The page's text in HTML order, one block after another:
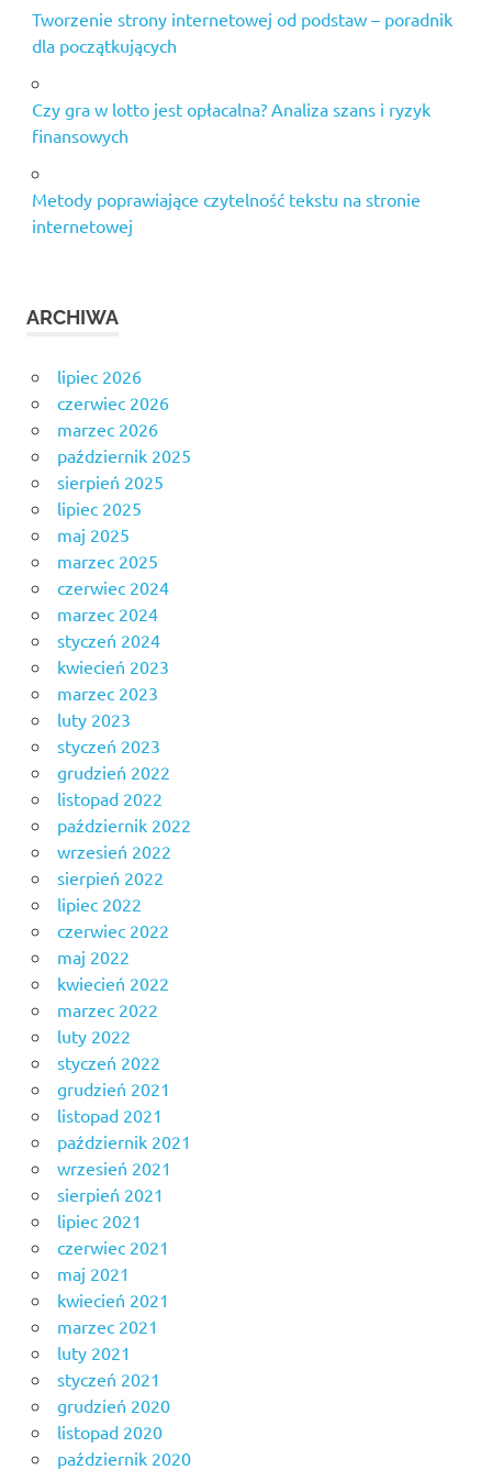
Tworzenie strony internetowej od podstaw – poradnik
dla początkujących
Czy gra w lotto jest opłacalna? Analiza szans i ryzyk
finansowych
Metody poprawiające czytelność tekstu na stronie
internetowej
ARCHIWA
lipiec 2026
czerwiec 2026
marzec 2026
październik 2025
sierpień 2025
lipiec 2025
maj 2025
marzec 2025
czerwiec 2024
marzec 2024
styczeń 2024
kwiecień 2023
marzec 2023
luty 2023
styczeń 2023
grudzień 2022
listopad 2022
październik 2022
wrzesień 2022
sierpień 2022
lipiec 2022
czerwiec 2022
maj 2022
kwiecień 2022
marzec 2022
luty 2022
styczeń 2022
grudzień 2021
listopad 2021
październik 2021
wrzesień 2021
sierpień 2021
lipiec 2021
czerwiec 2021
maj 2021
kwiecień 2021
marzec 2021
luty 2021
styczeń 2021
grudzień 2020
listopad 2020
październik 2020